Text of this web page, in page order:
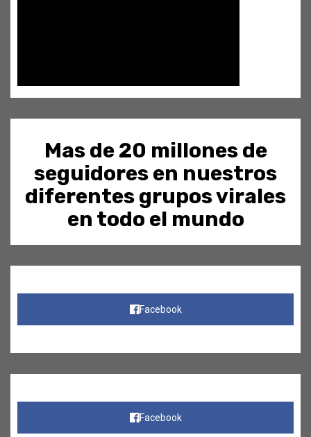
Mas de 20 millones de
seguidores en nuestros
diferentes grupos virales
en todo el mundo
Facebook
Facebook